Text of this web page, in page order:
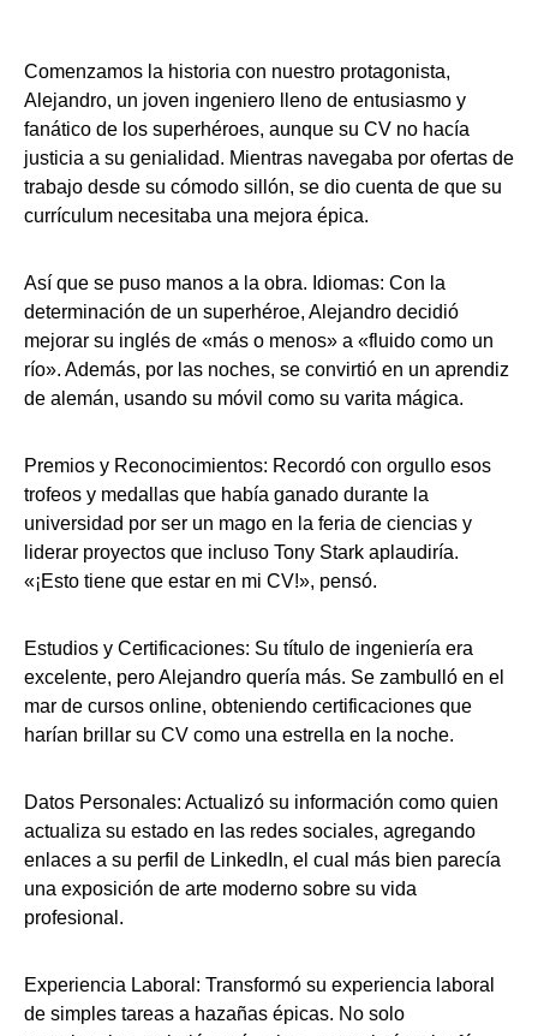
Comenzamos la historia con nuestro protagonista,
Alejandro, un joven ingeniero lleno de entusiasmo y
fanático de los superhéroes, aunque su CV no hacía
justicia a su genialidad. Mientras navegaba por ofertas de
trabajo desde su cómodo sillón, se dio cuenta de que su
currículum necesitaba una mejora épica.
Así que se puso manos a la obra. Idiomas: Con la
determinación de un superhéroe, Alejandro decidió
mejorar su inglés de «más o menos» a «fluido como un
río». Además, por las noches, se convirtió en un aprendiz
de alemán, usando su móvil como su varita mágica.
Premios y Reconocimientos: Recordó con orgullo esos
trofeos y medallas que había ganado durante la
universidad por ser un mago en la feria de ciencias y
liderar proyectos que incluso Tony Stark aplaudiría.
«¡Esto tiene que estar en mi CV!», pensó.
Estudios y Certificaciones: Su título de ingeniería era
excelente, pero Alejandro quería más. Se zambulló en el
mar de cursos online, obteniendo certificaciones que
harían brillar su CV como una estrella en la noche.
Datos Personales: Actualizó su información como quien
actualiza su estado en las redes sociales, agregando
enlaces a su perfil de LinkedIn, el cual más bien parecía
una exposición de arte moderno sobre su vida
profesional.
Experiencia Laboral: Transformó su experiencia laboral
de simples tareas a hazañas épicas. No solo